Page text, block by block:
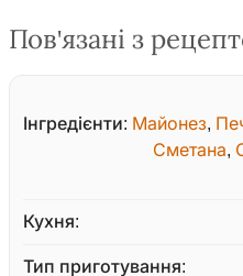
Пов'язані з
Інгредієнти: Майонез,
Сметана,
Кухня:
Тип приготування: